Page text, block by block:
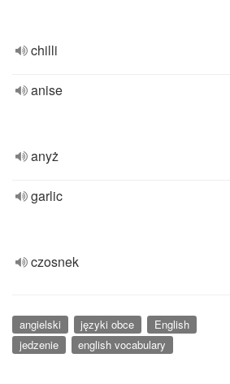
chilli
anise
anyż
garlic
czosnek
angielski języki obce
English
jedzenie
english vocabulary